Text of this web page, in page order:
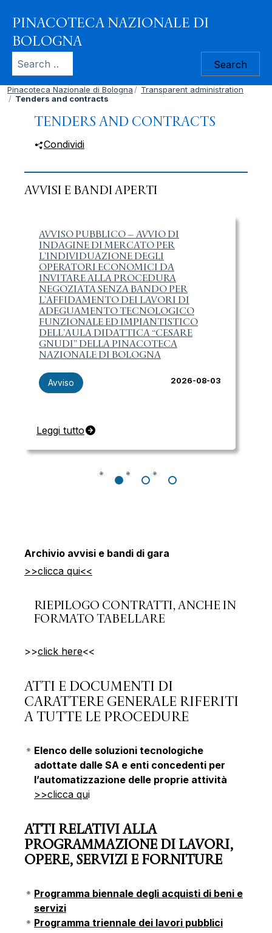
PINACOTECA NAZIONALE DI
BOLOGNA
Search
for:
Pinacoteca Nazionale di Bologna
Transparent administration
Tenders and contracts
TENDERS AND CONTRACTS
Condividi
AVVISI E BANDI APERTI
AVVISO PUBBLICO – AVVIO DI
INDAGINE DI MERCATO PER
L’INDIVIDUAZIONE DEGLI
OPERATORI ECONOMICI DA
INVITARE ALLA PROCEDURA
NEGOZIATA SENZA BANDO PER
L’AFFIDAMENTO DEI LAVORI DI
ADEGUAMENTO TECNOLOGICO
FUNZIONALE ED IMPIANTISTICO
DELL’AULA DIDATTICA “CESARE
GNUDI” DELLA PINACOTECA
NAZIONALE DI BOLOGNA
Avviso 2026-08-03
Leggi tutto
Archivio avvisi e bandi di gara
>>clicca qui<<
RIEPILOGO CONTRATTI, ANCHE IN
FORMATO TABELLARE
>>click here<<
ATTI E DOCUMENTI DI
CARATTERE GENERALE RIFERITI
A TUTTE LE PROCEDURE
Elenco delle soluzioni tecnologiche
adottate dalle SA e enti concedenti per
l’automatizzazione delle proprie attività
>>clicca qui
ATTI RELATIVI ALLA
PROGRAMMAZIONE DI LAVORI,
OPERE, SERVIZI E FORNITURE
Programma biennale degli acquisti di beni e
servizi
Programma triennale dei lavori pubblici